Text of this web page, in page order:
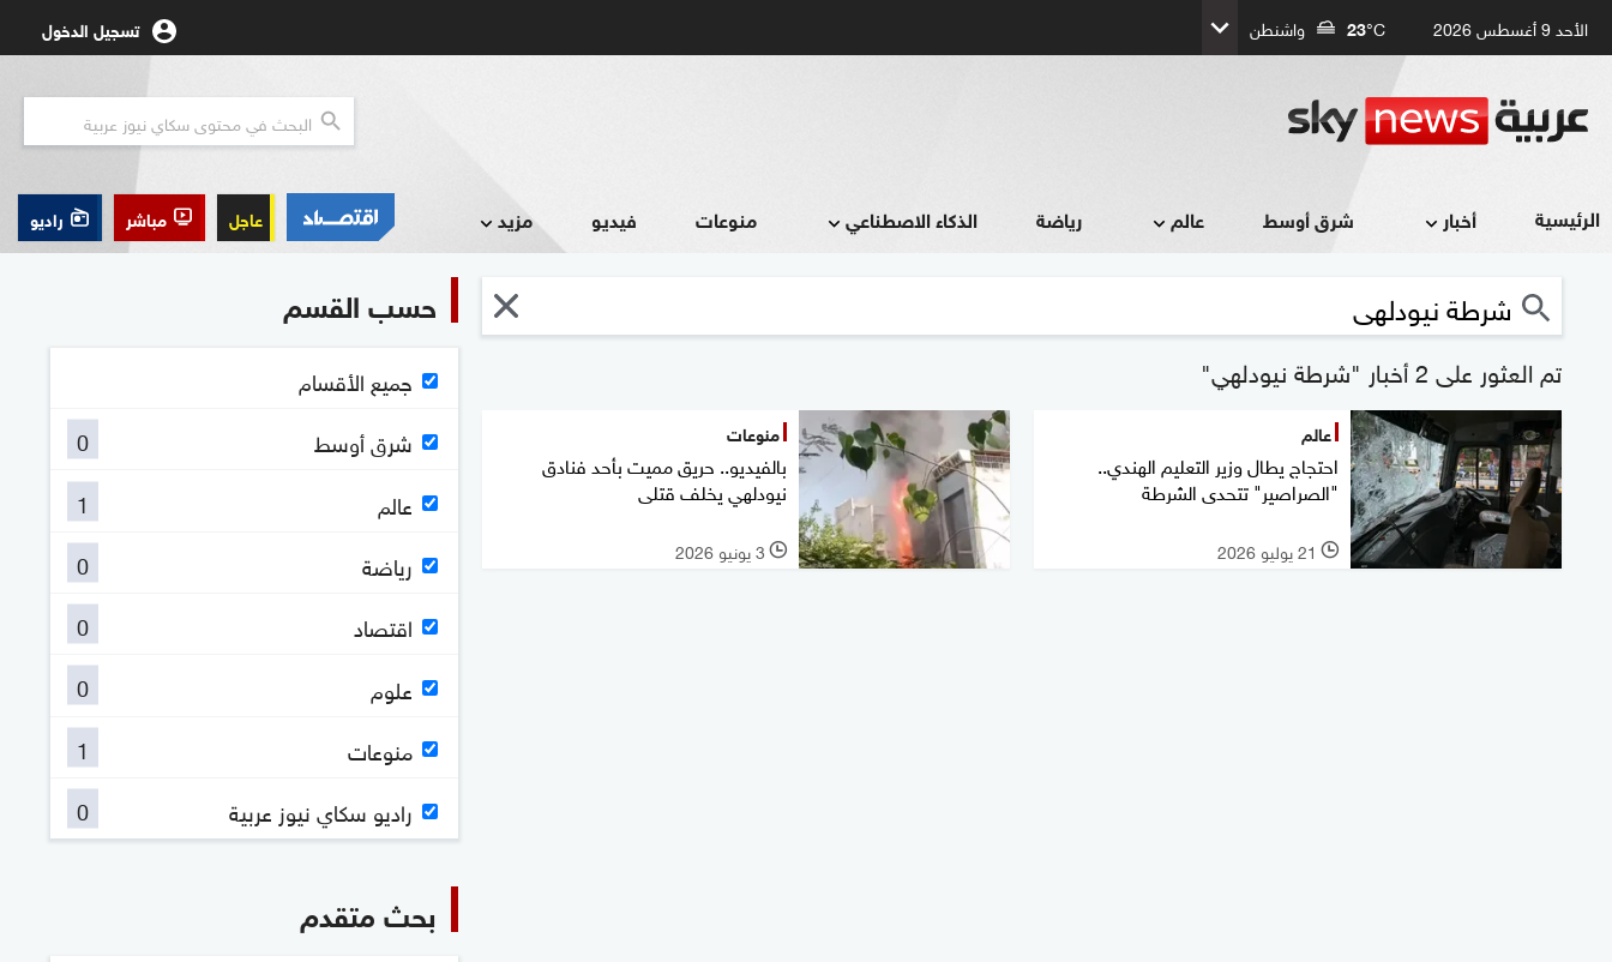
الأحد 9 أغسطس 2026 23°C واشنطن تسجيل الدخول
الرئيسية أخبار شرق أوسط عالم رياضة الذكاء الاصطناعي منوعات فيديو مزيد عاجل مباشر راديو
تم العثور على 2 أخبار "شرطة نيودلهي"
عالم
احتجاج يطال وزير التعليم الهندي..
"الصراصير" تتحدى الشرطة
l 21 يوليو 2026
منوعات
بالفيديو.. حريق مميت بأحد فنادق
نيودلهي يخلف قتلى
l 3 يونيو 2026
حسب القسم
جميع الأقسام
شرق أوسط
0
عالم
1
رياضة
0
اقتصاد
0
علوم
0
منوعات
1
راديو سكاي نيوز عربية
0
بحث متقدم